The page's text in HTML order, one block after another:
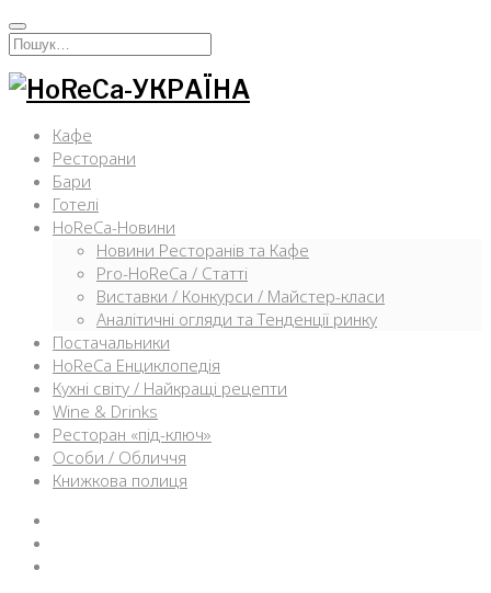
Перейти
кИскать:
Кафе
Ресторани
Бари
Готелі
HoReCa-Новини
Новини Ресторанів та Кафе
Pro-HoReCa / Статті
Виставки / Конкурси / Майстер-класи
Аналітичні огляди та Тенденції ринку
Постачальники
HoReCa Енциклопедія
Кухні світу / Найкращі рецепти
Wine & Drinks
Ресторан «під-ключ»
Особи / Обличчя
Книжкова полиця